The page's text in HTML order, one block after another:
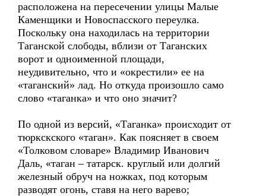
расположена на пересечении улицы Малые
Каменщики и Новоспасского переулка.
Поскольку она находилась на территории
Таганской слободы, вблизи от Таганских
ворот и одноименной площади,
неудивительно, что и «окрестили» ее на
«таганский» лад. Но откуда произошло само
слово «таганка» и что оно значит?
По одной из версий, «Таганка» происходит от
тюркскского «таган». Как поясняет в своем
«Толковом словаре» Владимир Иванович
Даль, «таган – татарск. круглый или долгий
железный обруч на ножках, под которым
разводят огонь, ставя на него варево;